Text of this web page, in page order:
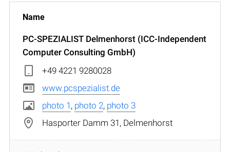
PC-SPEZIALIST Delmenhorst (ICC-Independent
Computer Consulting GmbH)
+49 4221 9280028
www.pcspezialist.de
photo 1 , photo 2, photo 3
Hasporter Damm 31, Delmenhorst